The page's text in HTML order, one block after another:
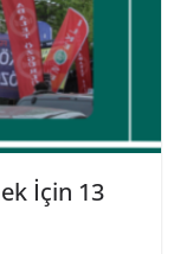
İçin 13